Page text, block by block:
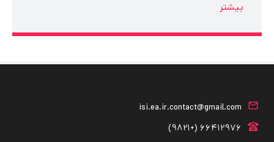
بیشتر
isi.ea.ir.contact@gmail.com
66412976 (+9821)